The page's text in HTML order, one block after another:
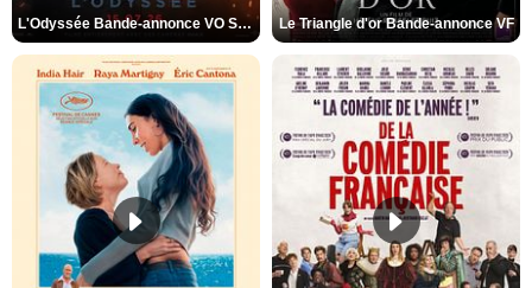
L'Odyssée Bande-annonce VO STFR Le Triangle d'or Bande-annonce VF